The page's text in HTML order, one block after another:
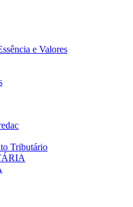
e Valores
Tributário